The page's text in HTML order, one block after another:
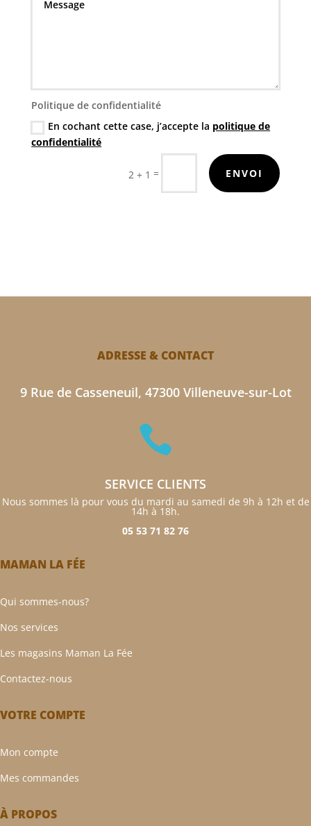
Politique de confidentialité
En cochant cette case, j’accepte la politique de
confidentialité
2 + 1 = ENVOI
ADRESSE & CONTACT
9 Rue de Casseneuil, 47300 Villeneuve-sur-Lot

SERVICE CLIENTS
Nous sommes là pour vous du mardi au samedi de 9h à 12h et de
14h à 18h.
05 53 71 82 76
MAMAN LA FÉE
Qui sommes-nous?
Nos services
Les magasins Maman La Fée
Contactez-nous
VOTRE COMPTE
Mon compte
Mes commandes
À PROPOS